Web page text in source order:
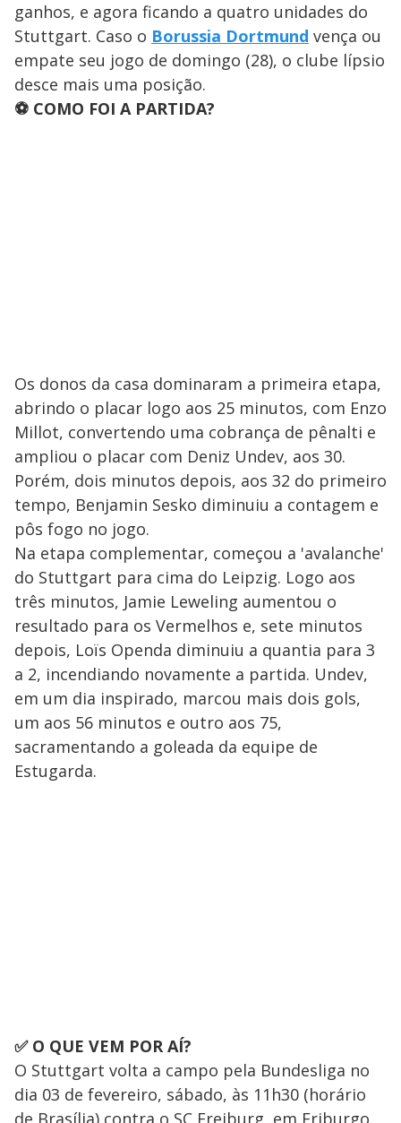
ganhos, e agora ficando a quatro unidades do
Stuttgart. Caso o Borussia Dortmund vença ou
empate seu jogo de domingo (28), o clube lípsio
desce mais uma posição.
⚽ COMO FOI A PARTIDA?
Os donos da casa dominaram a primeira etapa,
abrindo o placar logo aos 25 minutos, com Enzo
Millot, convertendo uma cobrança de pênalti e
ampliou o placar com Deniz Undev, aos 30.
Porém, dois minutos depois, aos 32 do primeiro
tempo, Benjamin Sesko diminuiu a contagem e
pôs fogo no jogo.
Na etapa complementar, começou a 'avalanche'
do Stuttgart para cima do Leipzig. Logo aos
três minutos, Jamie Leweling aumentou o
resultado para os Vermelhos e, sete minutos
depois, Loïs Openda diminuiu a quantia para 3
a 2, incendiando novamente a partida. Undev,
em um dia inspirado, marcou mais dois gols,
um aos 56 minutos e outro aos 75,
sacramentando a goleada da equipe de
Estugarda.
✅ O QUE VEM POR AÍ?
O Stuttgart volta a campo pela Bundesliga no
dia 03 de fevereiro, sábado, às 11h30 (horário